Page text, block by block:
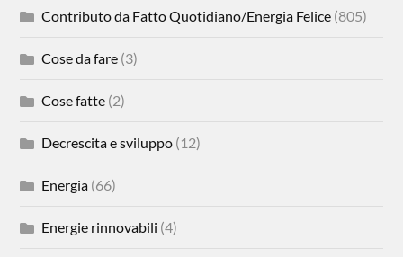
Contributo da Fatto Quotidiano/Energia Felice (805)
Cose da fare (3)
Cose fatte (2)
Decrescita e sviluppo (12)
Energia (66)
Energie rinnovabili (4)